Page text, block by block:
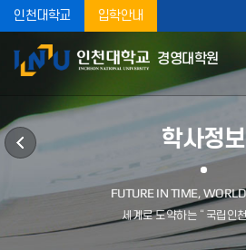
인천대학교 입학안내
경영대학원
학사정보